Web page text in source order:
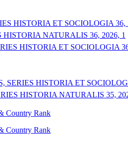
HISTORIA ET SOCIOLOGIA 36,
NATURALIS 36, 2026, 1
HISTORIA ET SOCIOLOGIA
SERIES HISTORIA ET
HISTORIA NATURALIS 35,